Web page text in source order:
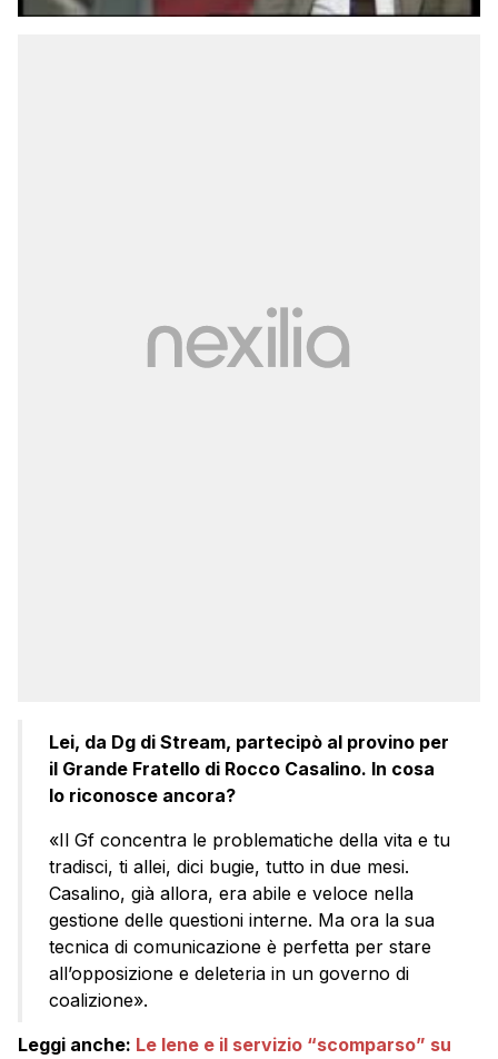
Lei, da Dg di Stream, partecipò al provino per
il Grande Fratello di Rocco Casalino. In cosa
lo riconosce ancora?
«Il Gf concentra le problematiche della vita e tu
tradisci, ti allei, dici bugie, tutto in due mesi.
Casalino, già allora, era abile e veloce nella
gestione delle questioni interne. Ma ora la sua
tecnica di comunicazione è perfetta per stare
all’opposizione e deleteria in un governo di
coalizione».
Leggi anche: Le Iene e il servizio “scomparso” su